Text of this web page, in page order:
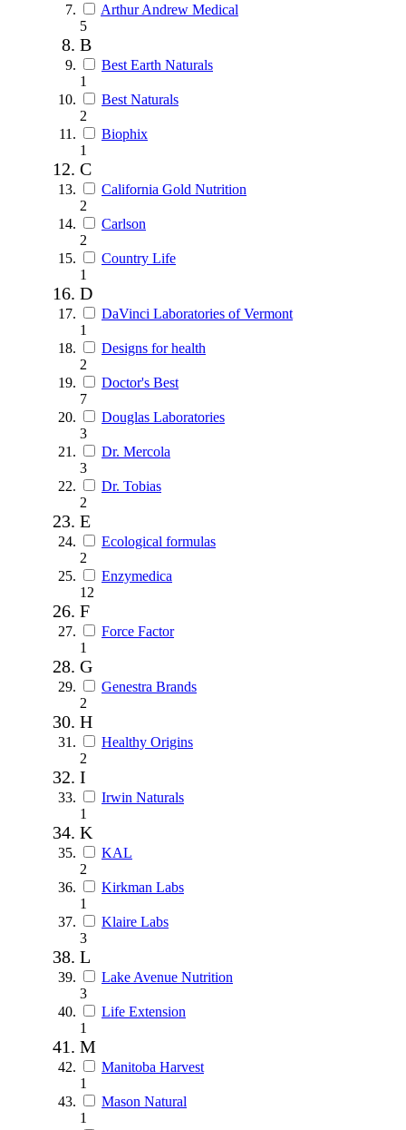
Arthur Andrew Medical
5
B
Best Earth Naturals
1
Best Naturals
2
Biophix
1
C
California Gold Nutrition
2
Carlson
2
Country Life
1
D
DaVinci Laboratories of Vermont
1
Designs for health
2
Doctor's Best
7
Douglas Laboratories
3
Dr. Mercola
3
Dr. Tobias
2
E
Ecological formulas
2
Enzymedica
12
F
Force Factor
1
G
Genestra Brands
2
H
Healthy Origins
2
I
Irwin Naturals
1
K
KAL
2
Kirkman Labs
1
Klaire Labs
3
L
Lake Avenue Nutrition
3
Life Extension
1
M
Manitoba Harvest
1
Mason Natural
1